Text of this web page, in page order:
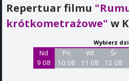
Repertuar filmu
krótkometrażowe" w
Wybierz
Nd
9 08
Pn
10 08
Wt
11 08
Śr
12 08